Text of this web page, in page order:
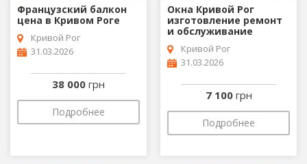
Французский балкон
цена в Кривом Роге
Кривой Рог
31.03.2026
38 000 грн
Подробнее
Окна Кривой Рог
изготовление ремонт
и обслуживание
Кривой Рог
31.03.2026
7 100 грн
Подробнее